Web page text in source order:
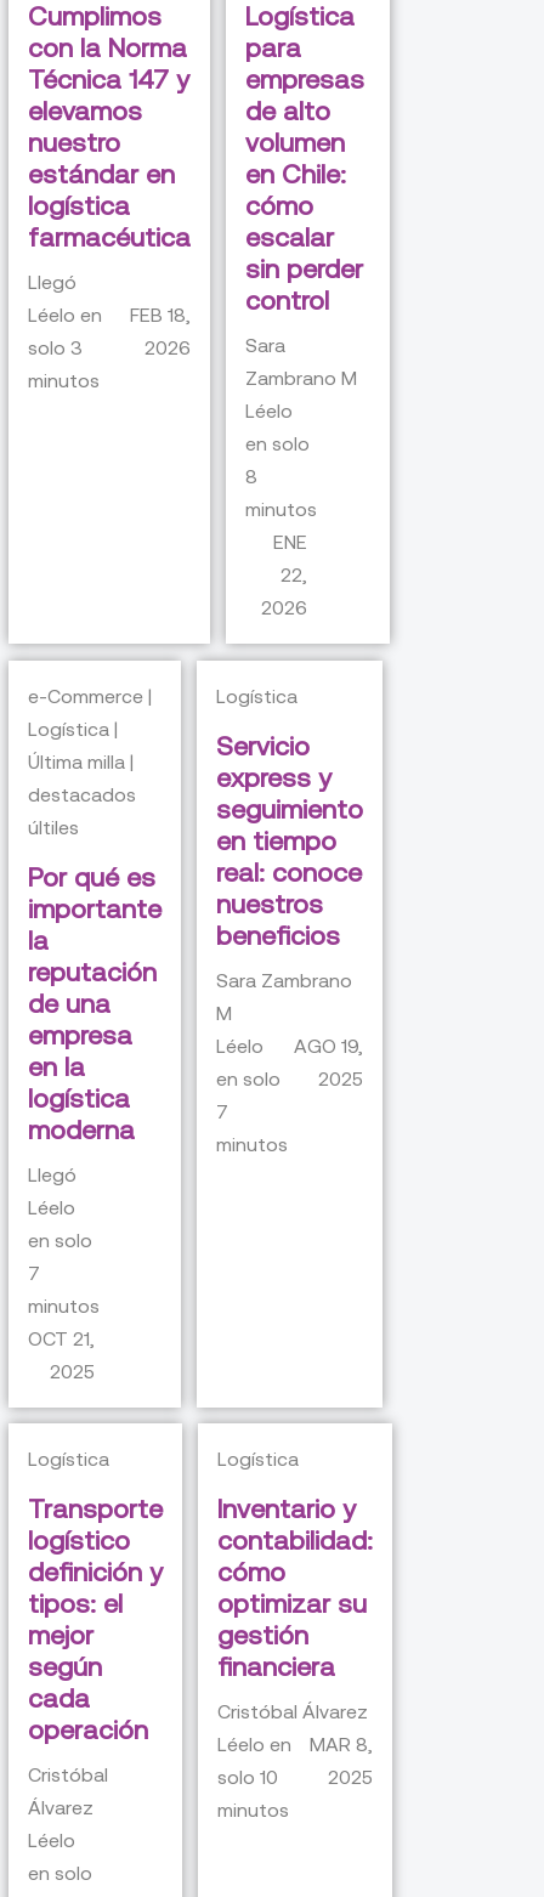
Cumplimos
con la Norma
Técnica 147 y
elevamos
nuestro
estándar en
logística
farmacéutica
Llegó
Léelo en
solo 3
minutos
FEB 18,
2026
Logística
para
empresas
de alto
volumen
en Chile:
cómo
escalar
sin perder
control
Sara
Zambrano M
Léelo
en solo
8
minutos
ENE
22,
2026
e-Commerce |
Logística |
Última milla |
destacados
últiles
Por qué es
importante
la
reputación
de una
empresa
en la
logística
moderna
Llegó
Léelo
en solo
7
minutos
OCT 21,
2025
Logística
Servicio
express y
seguimiento
en tiempo
real: conoce
nuestros
beneficios
Sara Zambrano
M
Léelo
en solo
7
minutos
AGO 19,
2025
Logística
Transporte
logístico
definición y
tipos: el
mejor
según
cada
operación
Cristóbal
Álvarez
Léelo
en solo
Logística
Inventario y
contabilidad:
cómo
optimizar su
gestión
financiera
Cristóbal Álvarez
Léelo en
solo10
minutos
MAR 8,
2025